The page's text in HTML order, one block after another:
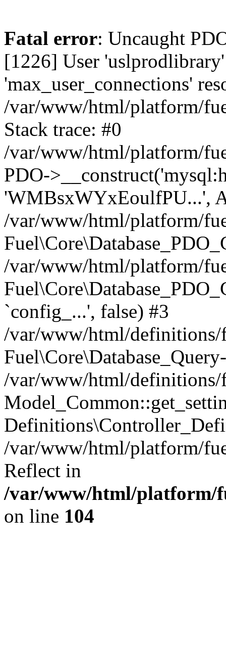
Fatal error: Uncaught
[1226] User 'uslprodlibrary'
'max_user_connections'
/var/www/html/platform/
Stack trace: #0
/var/www/html/platform/
PDO-
'WMBsxWYxEoulfPU...',
/var/www/html/platform/
/var/www/html/platform/
`config_...', false) #3
/var/www/html/definitions/
/var/www/html/definitions/
/var/www/html/platform/
Reflect in
/var/www/html/platform/
on line 104